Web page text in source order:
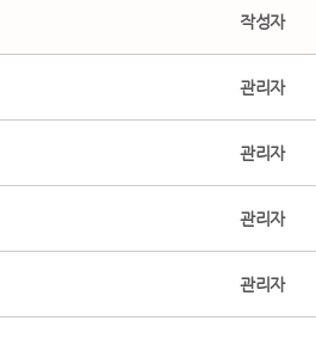
작성자
관리자
관리자
관리자
관리자